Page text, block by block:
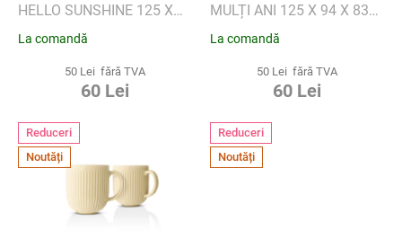
HELLO SUNSHINE 125 X
94 X 83 MM, 290 ML -
La comandă
50 Lei fără TVA
60 Lei
MULȚI ANI 125 X 94 X 83
MM, 290 ML - VILLEROY &
La comandă
50 Lei fără TVA
60 Lei
Reduceri
Noutăți
Reduceri
Noutăți